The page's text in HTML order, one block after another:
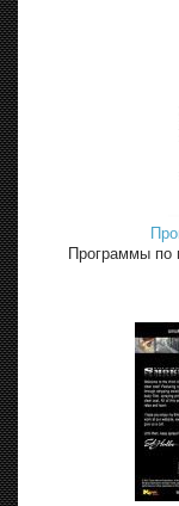
Программы по